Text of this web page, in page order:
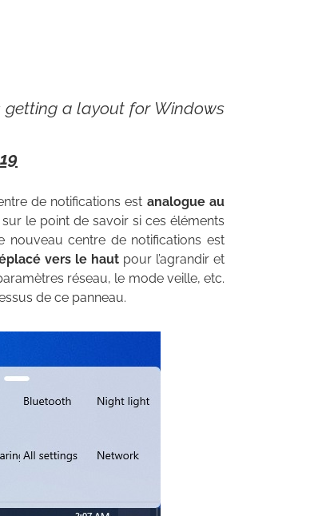
getting a layout for Windows
de notifications est analogue au
le point de savoir si ces éléments
nouveau centre de notifications est
vers le hautpour l’agrandir et
réseau, le mode veille, etc.
de ce panneau.